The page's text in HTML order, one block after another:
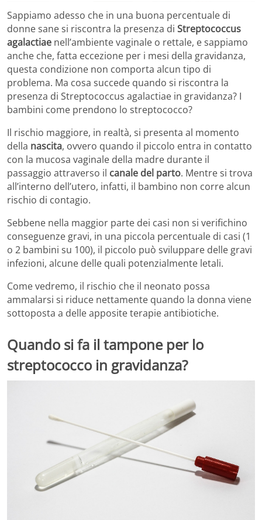
Sappiamo adesso che in una buona percentuale di
donne sane si riscontra la presenza di Streptococcus
agalactiae nell’ambiente vaginale o rettale, e sappiamo
anche che, fatta eccezione per i mesi della gravidanza,
questa condizione non comporta alcun tipo di
problema. Ma cosa succede quando si riscontra la
presenza di Streptococcus agalactiae in gravidanza? I
bambini come prendono lo streptococco?
Il rischio maggiore, in realtà, si presenta al momento
della nascita, ovvero quando il piccolo entra in contatto
con la mucosa vaginale della madre durante il
passaggio attraverso il canale del parto. Mentre si trova
all’interno dell’utero, infatti, il bambino non corre alcun
rischio di contagio.
Sebbene nella maggior parte dei casi non si verifichino
conseguenze gravi, in una piccola percentuale di casi (1
o 2 bambini su 100), il piccolo può sviluppare delle gravi
infezioni, alcune delle quali potenzialmente letali.
Come vedremo, il rischio che il neonato possa
ammalarsi si riduce nettamente quando la donna viene
sottoposta a delle apposite terapie antibiotiche.
Quando si fa il tampone per lo
streptococco in gravidanza?